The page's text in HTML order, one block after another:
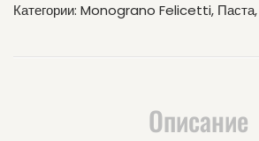
Категории: Monograno Felicetti, Паста,
Описание